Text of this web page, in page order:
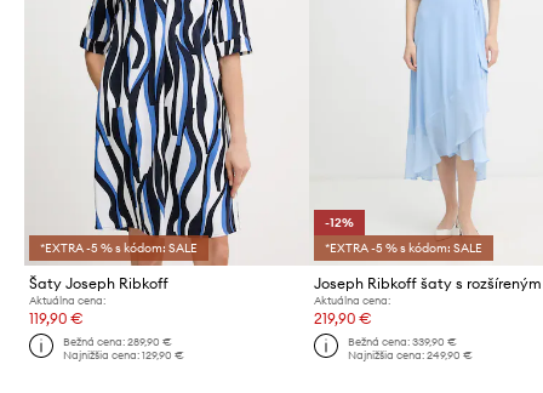
*EXTRA -5 % s kódom: SALE
Šaty Joseph Ribkoff
Aktuálna cena:
119,90 €
Bežná cena:289,90 €
Najnižšia cena:129,90 €
-12%
*EXTRA -5 % s kódom: SALE
Aktuálna cena:
219,90 €
Bežná cena: 339,90 €
Najnižšia cena: 249,90 €